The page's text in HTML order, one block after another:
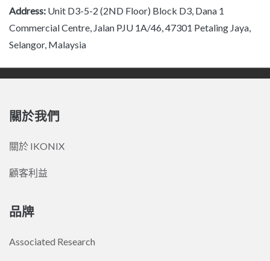
Address: Unit D3-5-2 (2ND Floor) Block D3, Dana 1
Commercial Centre, Jalan PJU 1A/46, 47301 Petaling Jaya,
Selangor, Malaysia
關於我們
關於 IKONIX
顧客利益
品牌
Associated Research